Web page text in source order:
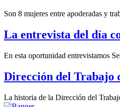
Son 8 mujeres entre apoderadas y
La entrevista del día
En esta oportunidad entrevistamos
Dirección del Trabajo
La historia de la Dirección del